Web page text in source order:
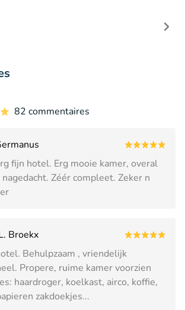
82 commentaires
fijn hotel. Erg mooie kamer, overal
Zéér compleet. Zeker n
Broekx
Behulpzaam , vriendelijk
Propere, ruime kamer voorzien
haardroger, koelkast, airco, koffie,
zakdoekjes...